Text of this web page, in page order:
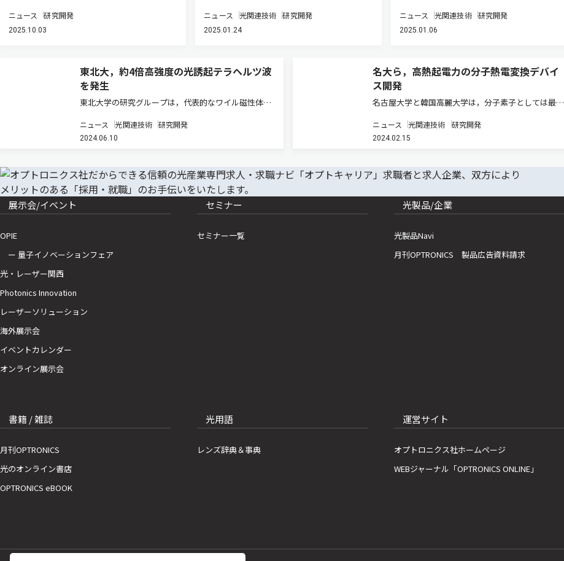
ニュース 研究開発
2025.10.03
ニュース 光関連技術 研究開発
2025.01.24
ニュース 光関連技術 研究開発
2025.01.06
東北大，約4倍高強度の光誘起テラヘルツ波
を発生
東北大学の研究グループは，代表的なワイル磁性体で
ら発生する光誘起テラヘルツ波を観測し，典型的な磁
性体からの発生と比べて強度が約4倍高いことを確認
ニュース 光関連技術 研究開発
2024.06.10
名大ら，高熱起電力の分子熱電変換デバイ
ス開発
名古屋大学と韓国高麗大学は，分子素子としては最高
（ニュースリリース）。 ゼーベック効果を利用した熱
電変換素子の毒性や資源の希少性の問題を解決する分
ニュース 光関連技術 研究開発
2024.02.15
展示会/イベント
OPIE
ー 量子イノベーションフェア
光・レーザー関西
Photonics Innovation
レーザーソリューション
海外展示会
イベントカレンダー
オンライン展示会
セミナー
セミナー一覧
光製品/企業
光製品Navi
月刊OPTRONICS 製品広告資料請求
書籍 / 雑誌
月刊OPTRONICS
光のオンライン書店
OPTRONICS eBOOK
光用語
レンズ辞典＆事典
運営サイト
オプトロニクス社ホームページ
WEBジャーナル「OPTRONICS ONLINE」